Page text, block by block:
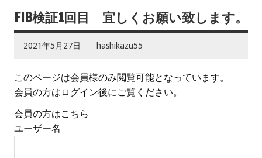
FIB検証1回目 宜しくお願い致します。
2021年5月27日 hashikazu55
このページは会員様のみ閲覧可能となっています。
会員の方はログイン後にご覧ください。
会員の方はこちら
ユーザー名